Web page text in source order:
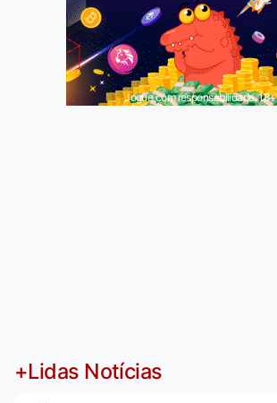
Jogue com responsabilidade. 18+
+Lidas Notícias